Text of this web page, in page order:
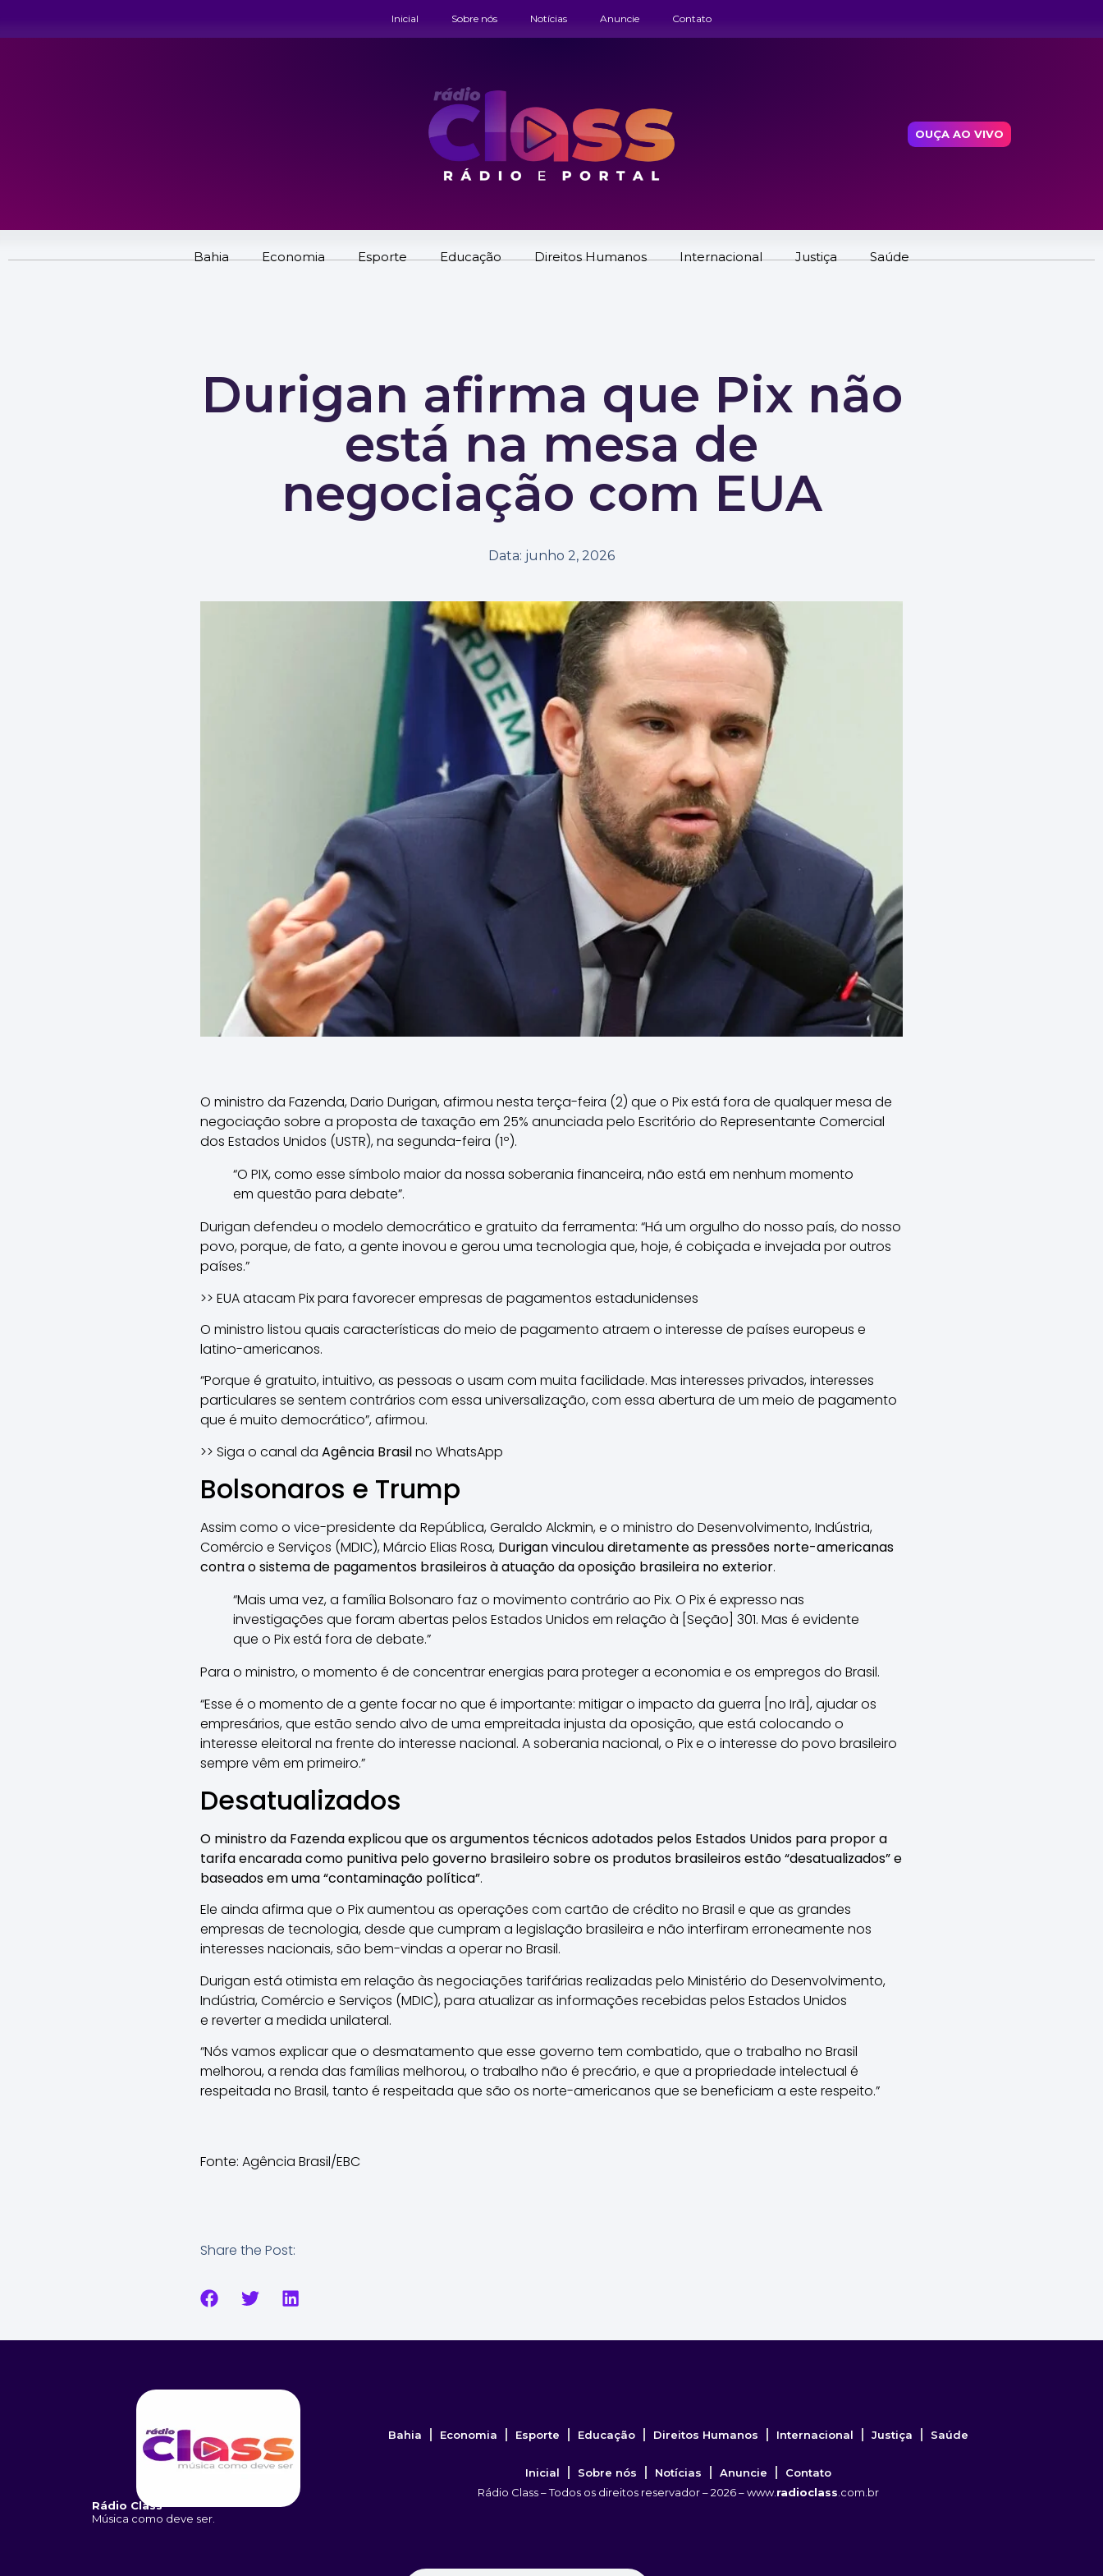
Inicial Sobre nós Notícias Anuncie Contato
OUÇA AO VIVO
Bahia Economia Esporte Educação Direitos Humanos Internacional Justiça Saúde
Durigan afirma que Pix não
está na mesa de
negociação com EUA
Data: junho 2, 2026
O ministro da Fazenda, Dario Durigan, afirmou nesta terça-feira (2) que o Pix está fora de qualquer mesa de
negociação sobre a proposta de taxação em 25% anunciada pelo Escritório do Representante Comercial
dos Estados Unidos (USTR), na segunda-feira (1º).
“O PIX, como esse símbolo maior da nossa soberania financeira, não está em nenhum momento
em questão para debate”.
Durigan defendeu o modelo democrático e gratuito da ferramenta: “Há um orgulho do nosso país, do nosso
povo, porque, de fato, a gente inovou e gerou uma tecnologia que, hoje, é cobiçada e invejada por outros
países.”
>> EUA atacam Pix para favorecer empresas de pagamentos estadunidenses
O ministro listou quais características do meio de pagamento atraem o interesse de países europeus e
latino-americanos.
“Porque é gratuito, intuitivo, as pessoas o usam com muita facilidade. Mas interesses privados, interesses
particulares se sentem contrários com essa universalização, com essa abertura de um meio de pagamento
que é muito democrático”, afirmou.
>> Siga o canal da Agência Brasilno WhatsApp
Bolsonaros e Trump
Assim como o vice-presidente da República, Geraldo Alckmin, e o ministro do Desenvolvimento, Indústria,
Comércio e Serviços (MDIC), Márcio Elias Rosa, Durigan vinculou diretamente as pressões norte-americanas
contra o sistema de pagamentos brasileiros à atuação da oposição brasileira no exterior.
“Mais uma vez, a família Bolsonaro faz o movimento contrário ao Pix. O Pix é expresso nas
investigações que foram abertas pelos Estados Unidos em relação à [Seção] 301. Mas é evidente
que o Pix está fora de debate.”
Para o ministro, o momento é de concentrar energias para proteger a economia e os empregos do Brasil.
“Esse é o momento de a gente focar no que é importante: mitigar o impacto da guerra [no Irã], ajudar os
empresários, que estão sendo alvo de uma empreitada injusta da oposição, que está colocando o
interesse eleitoral na frente do interesse nacional. A soberania nacional, o Pix e o interesse do povo brasileiro
sempre vêm em primeiro.”
Desatualizados
O ministro da Fazenda explicou que os argumentos técnicos adotados pelos Estados Unidos para propor a
tarifa encarada como punitiva pelo governo brasileiro sobre os produtos brasileiros estão “desatualizados” e
baseados em uma “contaminação política”.
Ele ainda afirma que o Pix aumentou as operações com cartão de crédito no Brasil e que as grandes
empresas de tecnologia, desde que cumpram a legislação brasileira e não interfiram erroneamente nos
interesses nacionais, são bem-vindas a operar no Brasil.
Durigan está otimista em relação às negociações tarifárias realizadas pelo Ministério do Desenvolvimento,
Indústria, Comércio e Serviços (MDIC), para atualizar as informações recebidas pelos Estados Unidos
e reverter a medida unilateral.
“Nós vamos explicar que o desmatamento que esse governo tem combatido, que o trabalho no Brasil
melhorou, a renda das famílias melhorou, o trabalho não é precário, e que a propriedade intelectual é
respeitada no Brasil, tanto é respeitada que são os norte-americanos que se beneficiam a este respeito.”
Fonte: Agência Brasil/EBC
Share the Post:
Rádio Class
Música como deve ser.
Bahia Economia Esporte Educação Direitos Humanos Internacional Justiça Saúde
Inicial Sobre nós Notícias Anuncie
Contato
Rádio Class – Todos os direitos reservador – 2026 – www.radioclass.com.br